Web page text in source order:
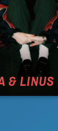
& LINUS